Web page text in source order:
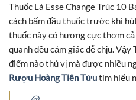
Thuốc Lá Esse Change Trúc 10
cách bấm đầu thuốc trước khi
thuốc này có hương cực thơm
quanh đều cảm giác dễ chịu. Vậy
điểm nào thú vị mà được nhiều
Rượu Hoàng Tiên Tửutìm hiểu